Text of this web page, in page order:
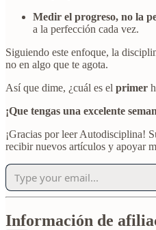
Medir el progreso, no la
a la perfección cada vez.
Siguiendo este enfoque, la
no en algo que te agota.
Así que dime, ¿cuál es el primer
¡Que tengas una excelente
¡Gracias por leer Autodisciplina!
recibir nuevos artículos y apoyar
Información de